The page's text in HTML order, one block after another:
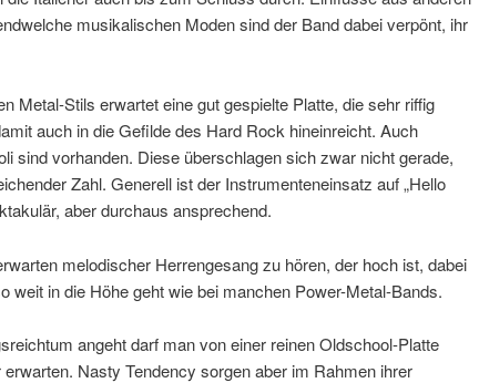
musikalischen Moden sind der Band dabei verpönt, ihr
Metal-Stils erwartet eine gut gespielte Platte, die sehr riffig
auch in die Gefilde des Hard Rock hineinreicht. Auch
sind vorhanden. Diese überschlagen sich zwar nicht gerade,
Zahl. Generell ist der Instrumenteneinsatz auf „Hello
aber durchaus ansprechend.
melodischer Herrengesang zu hören, der hoch ist, dabei
weit in die Höhe geht wie bei manchen Power-Metal-Bands.
angeht darf man von einer reinen Oldschool-Platte
Nasty Tendency sorgen aber im Rahmen ihrer